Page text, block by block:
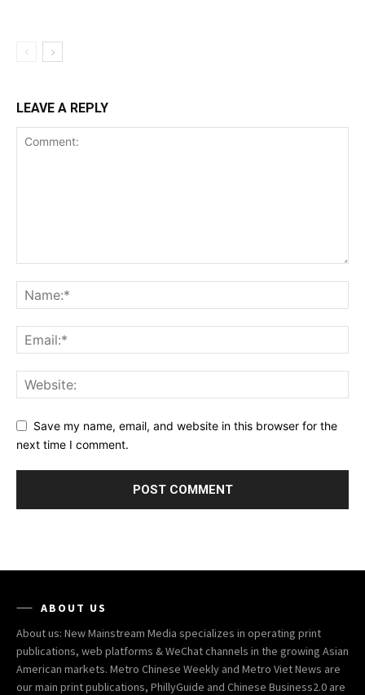
LEAVE A REPLY
Save my name, email, and website in this browser for the
next time I comment.
ABOUT US
About us: New Mainstream Media specializes in operating print
publications, web platforms & WeChat channels in the growing Asian
American markets. Metro Chinese Weekly and Metro Viet News are
our main print publications, PhillyGuide and Chinese Business2.0 are